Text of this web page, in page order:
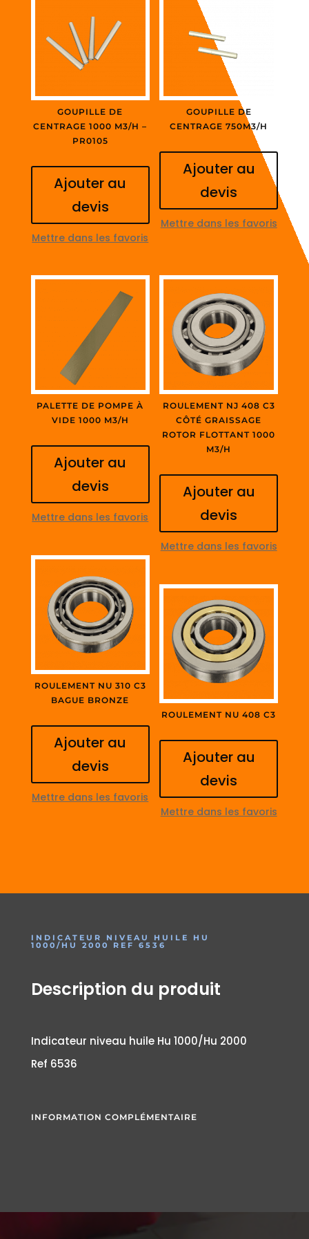
GOUPILLE DE
CENTRAGE 1000 M3/H –
PR0105
Ajouter au
devis
Mettre dans les favoris
GOUPILLE DE
CENTRAGE 750M3/H
Ajouter au
devis
Mettre dans les favoris
PALETTE DE POMPE À
VIDE 1000 M3/H
Ajouter au
devis
Mettre dans les favoris
ROULEMENT NJ 408 C3
CÔTÉ GRAISSAGE
ROTOR FLOTTANT 1000
M3/H
Ajouter au
devis
Mettre dans les favoris
ROULEMENT NU 310 C3
BAGUE BRONZE
Ajouter au
devis
Mettre dans les favoris
ROULEMENT NU 408 C3
Ajouter au
devis
Mettre dans les favoris
INDICATEUR NIVEAU HUILE HU
1000/HU 2000 REF 6536
Description du produit
Indicateur niveau huile Hu 1000/Hu 2000
Ref 6536
INFORMATION COMPLÉMENTAIRE